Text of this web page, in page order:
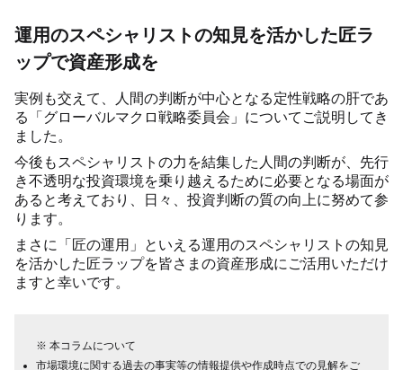
運用のスペシャリストの知見を活かした匠ラ
ップで資産形成を
実例も交えて、人間の判断が中心となる定性戦略の肝であ
る「グローバルマクロ戦略委員会」についてご説明してき
ました。
今後もスペシャリストの力を結集した人間の判断が、先行
き不透明な投資環境を乗り越えるために必要となる場面が
あると考えており、日々、投資判断の質の向上に努めて参
ります。
まさに「匠の運用」といえる運用のスペシャリストの知見
を活かした匠ラップを皆さまの資産形成にご活用いただけ
ますと幸いです。
※ 本コラムについて
市場環境に関する過去の事実等の情報提供や作成時点での見解をご